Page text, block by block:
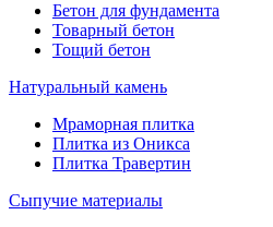
Бетон для фундамента
Товарный бетон
Тощий бетон
Натуральный камень
Мраморная плитка
Плитка из Оникса
Плитка Травертин
Сыпучие материалы